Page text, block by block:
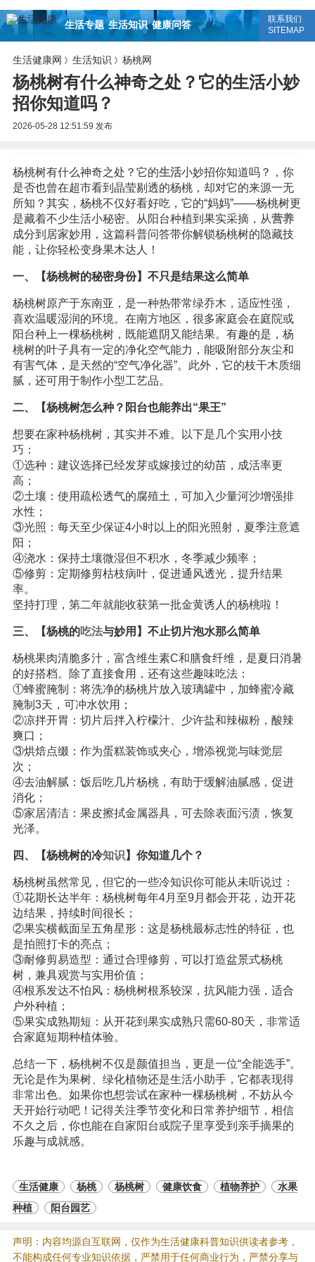
生活专题 生活知识 健康问答
联系我们
SITEMAP
生活健康网 》 生活知识 》 杨桃网
杨桃树有什么神奇之处？它的生活小妙
招你知道吗？
2026-05-28 12:51:59 发布
杨桃树有什么神奇之处？它的生活小妙招你知道吗？，你
是否也曾在超市看到晶莹剔透的杨桃，却对它的来源一无
所知？其实，杨桃不仅好看好吃，它的“妈妈”——杨桃树更
是藏着不少生活小秘密。从阳台种植到果实采摘，从营养
成分到居家妙用，这篇科普问答带你解锁杨桃树的隐藏技
能，让你轻松变身果木达人！
一、【杨桃树的秘密身份】不只是结果这么简单
杨桃树原产于东南亚，是一种热带常绿乔木，适应性强，
喜欢温暖湿润的环境。在南方地区，很多家庭会在庭院或
阳台种上一棵杨桃树，既能遮阴又能结果。有趣的是，杨
桃树的叶子具有一定的净化空气能力，能吸附部分灰尘和
有害气体，是天然的“空气净化器”。此外，它的枝干木质细
腻，还可用于制作小型工艺品。
二、【杨桃树怎么种？阳台也能养出“果王”
想要在家种杨桃树，其实并不难。以下是几个实用小技
巧：
①选种：建议选择已经发芽或嫁接过的幼苗，成活率更
高；
②土壤：使用疏松透气的腐殖土，可加入少量河沙增强排
水性；
③光照：每天至少保证4小时以上的阳光照射，夏季注意遮
阳；
④浇水：保持土壤微湿但不积水，冬季减少频率；
⑤修剪：定期修剪枯枝病叶，促进通风透光，提升结果
率。
坚持打理，第二年就能收获第一批金黄诱人的杨桃啦！
三、【杨桃的吃法与妙用】不止切片泡水那么简单
杨桃果肉清脆多汁，富含维生素C和膳食纤维，是夏日消暑
的好搭档。除了直接食用，还有这些趣味吃法：
①蜂蜜腌制：将洗净的杨桃片放入玻璃罐中，加蜂蜜冷藏
腌制3天，可冲水饮用；
②凉拌开胃：切片后拌入柠檬汁、少许盐和辣椒粉，酸辣
爽口；
③烘焙点缀：作为蛋糕装饰或夹心，增添视觉与味觉层
次；
④去油解腻：饭后吃几片杨桃，有助于缓解油腻感，促进
消化；
⑤家居清洁：果皮擦拭金属器具，可去除表面污渍，恢复
光泽。
四、【杨桃树的冷知识 】你知道几个？
杨桃树虽然常见，但它的一些冷知识你可能从未听说过：
①花期长达半年：杨桃树每年4月至9月都会开花，边开花
边结果，持续时间很长；
②果实横截面呈五角星形：这是杨桃最标志性的特征，也
是拍照打卡的亮点；
③耐修剪易造型：通过合理修剪，可以打造盆景式杨桃
树，兼具观赏与实用价值；
④根系发达不怕风：杨桃树根系较深，抗风能力强，适合
户外种植；
⑤果实成熟期短：从开花到果实成熟只需60-80天，非常适
合家庭短期种植体验。
总结一下，杨桃树不仅是颜值担当，更是一位“全能选手”。
无论是作为果树、绿化植物还是生活小助手，它都表现得
非常出色。如果你也想尝试在家种一棵杨桃树，不妨从今
天开始行动吧！记得关注季节变化和日常养护细节，相信
不久之后，你也能在自家阳台或院子里享受到亲手摘果的
乐趣与成就感。
生活健康 杨桃 杨桃树 健康饮食 植物养护
水果
种植
阳台园艺
声明：内容均源自互联网，仅作为生活健康科普知识供读者参考，
不能构成任何专业知识依据，严禁用于任何商业行为，严禁分享与